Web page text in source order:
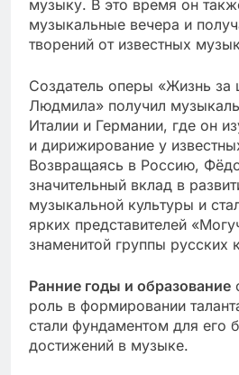
музыку. В это время он
музыкальные вечера и
творений от известных
Создатель оперы «Жизнь за
Людмила» получил
Италии и Германии, где он
и дирижирование у
Возвращаясь в Россию,
значительный вклад в
музыкальной культуры и
ярких представителей
знаменитой группы русских
Ранние годы и образование
роль в формировании
стали фундаментом для его
достижений в музыке.